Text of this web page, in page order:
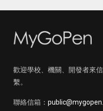
歡迎學校、機關、開發者來
繫。
聯絡信箱：